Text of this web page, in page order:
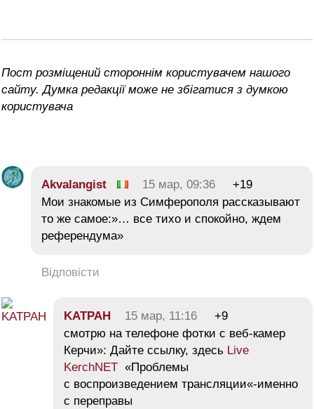
Пост розміщений стороннім користувачем нашого
сайту. Думка редакції може не збігатися з думкою
користувача
Akvalangist 15 мар, 09:36
+19
Мои знакомые из Симферополя рассказывают
то же самое:»… все тихо и спокойно, ждем
референдума»
Відповісти
KATPAH 15 мар, 11:16
+9
смотрю на телефоне фотки с веб-камер
Керчи»: Дайте ссылку, здесь Live
KerchNET «Проблемы
с воспроизведением трансляции«-именно
с переправы